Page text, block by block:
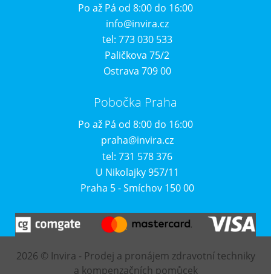
Po až Pá od 8:00 do 16:00
info@invira.cz
tel: 773 030 533
Paličkova 75/2
Ostrava 709 00
Pobočka Praha
Po až Pá od 8:00 do 16:00
praha@invira.cz
tel: 731 578 376
U Nikolajky 957/11
Praha 5 - Smíchov 150 00
2026 © Invira - Prodej a pronájem zdravotní techniky
a kompenzačních pomůcek